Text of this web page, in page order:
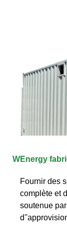
WEnergy
Fournir des
complète et
soutenue